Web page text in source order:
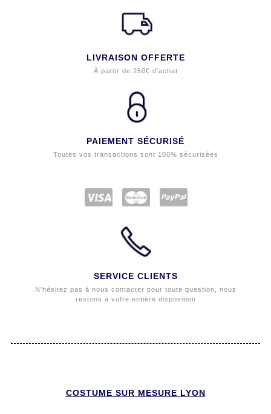
LIVRAISON OFFERTE
À partir de 250€ d'achat
PAIEMENT SÉCURISÉ
Toutes vos transactions sont 100% sécurisées
SERVICE CLIENTS
N'hésitez pas à nous contacter pour toute question, nous
restons à votre entière disposition
COSTUME SUR MESURE LYON